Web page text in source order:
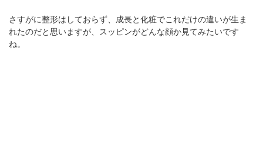
さすがに整形はしておらず、成長と化粧でこれだけの違いが生ま
れたのだと思いますが、スッピンがどんな顔か見てみたいです
ね。